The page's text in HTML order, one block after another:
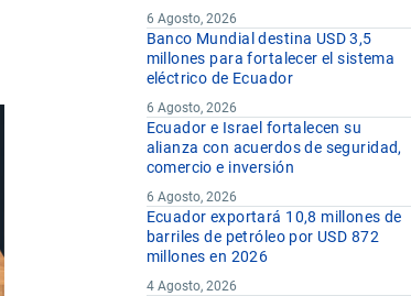
6 Agosto, 2026
Banco Mundial destina USD 3,5
millones para fortalecer el sistema
eléctrico de Ecuador
6 Agosto, 2026
Ecuador e Israel fortalecen su
alianza con acuerdos de seguridad,
comercio e inversión
6 Agosto, 2026
Ecuador exportará 10,8 millones de
barriles de petróleo por USD 872
millones en 2026
4 Agosto, 2026